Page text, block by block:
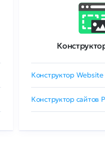
Конструктор
Конструктор сайтов